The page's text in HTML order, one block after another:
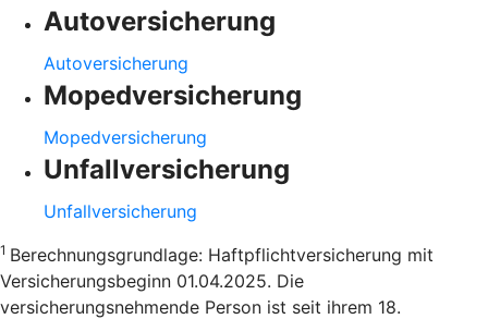
Autoversicherung
Autoversicherung
Mopedversicherung
Mopedversicherung
Unfallversicherung
Unfallversicherung
1 Berechnungsgrundlage: Haftpflichtversicherung mit
Versicherungsbeginn 01.04.2025. Die
versicherungsnehmende Person ist seit ihrem 18.